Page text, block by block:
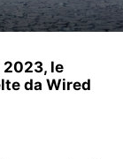
2023, le
da Wired